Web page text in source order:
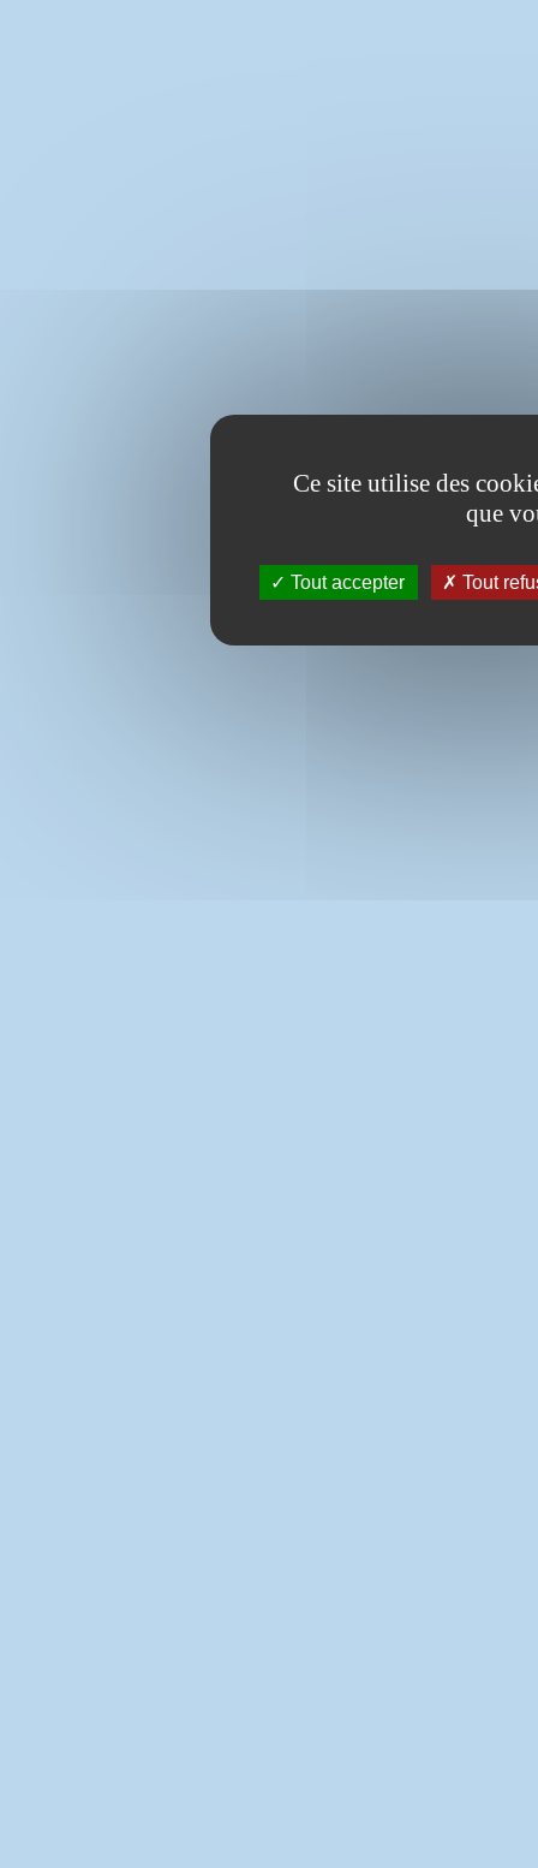
Ce site utilise des
que
Tout accepter Tout